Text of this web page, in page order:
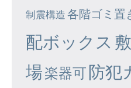
制震構造 各階ゴミ置
配ボックス
場楽器可防犯